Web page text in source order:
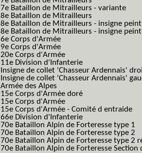
7e Bataillon de Mitrailleurs - variante
8e Bataillon de Mitrailleurs
8e Bataillon de Mitrailleurs - insigne peint
8e Bataillon de Mitrailleurs - insigne
6e Corps d'Armée
9e Corps d'Armée
20e Corps d'Armée
11e Division d'Infanterie
Insigne de collet 'Chasseur Ardennais'
Insigne de collet 'Chasseur Ardennais'
Armée des Alpes
15e Corps d'Armée doré
15e Corps d'Armée
15e Corps d'Armée - Comité d entraide
66e Division d'Infanterie
70e Bataillon Alpin de Forteresse type 1
70e Bataillon Alpin de Forteresse type 2
70e Bataillon Alpin de Forteresse type 2
70e Bataillon Alpin de Forteresse